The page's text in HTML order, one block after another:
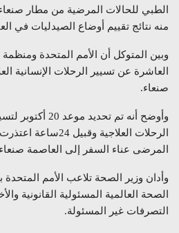
الطبي للحالات المرضية من مطار
منه نتائج تقييم أوضاع الصيدليات في
وبين المتوكل أن الأمم المتحدة ومنظمة
العاشرة عن تسيير الرحلات الإنسانية
صنعاء.
وأوضح أنه تم
الرحلات العلاجية
المرضى عناء السفر إلى العاصمة
وأدان وزير الصحة تلاعب الأمم المتحدة
الصحة العالمية المسئولية القانونية
التصرفات غير المسئولة.